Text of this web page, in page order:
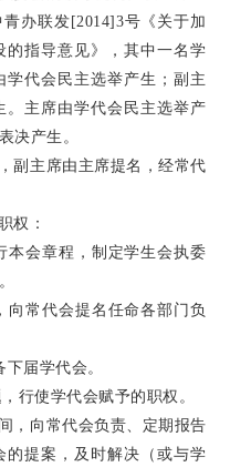
办联发[2014]3号《关于加
指导意见》，其中一名学
代会民主选举产生；副主
主席由学代会民主选举产
决产生。
副主席由主席提名，经常代
权：
本会章程，制定学生会执委
向常代会提名任命各部门负
届学代会。
行使学代会赋予的职权。
，向常代会负责、定期报告
提案，及时解决（或与学